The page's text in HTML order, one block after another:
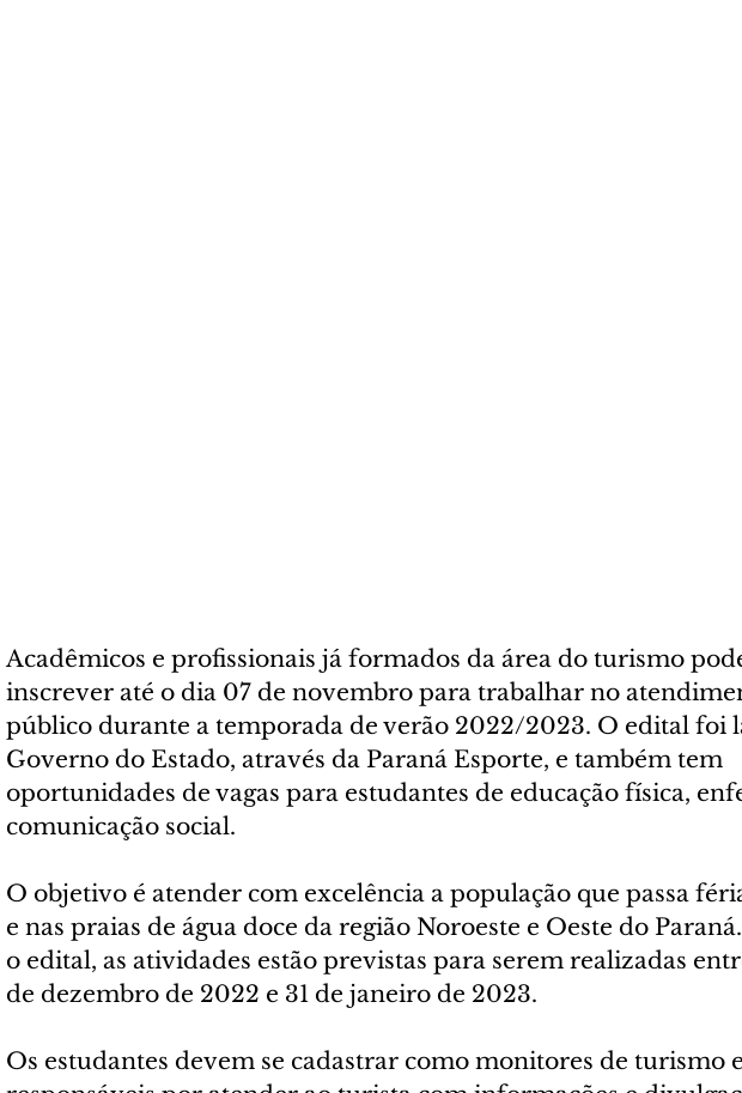
Acadêmicos e profissionais já formados da área do turismo
inscrever até o dia 07 de novembro para trabalhar no
público durante a temporada de verão 2022/2023. O edital foi
Governo do Estado, através da Paraná Esporte, e também tem
oportunidades de vagas para estudantes de educação física,
comunicação social.
O objetivo é atender com excelência a população que passa
e nas praias de água doce da região Noroeste e Oeste do
o edital, as atividades estão previstas para serem realizadas
de dezembro de 2022 e 31 de janeiro de 2023.
Os estudantes devem se cadastrar como monitores de turismo